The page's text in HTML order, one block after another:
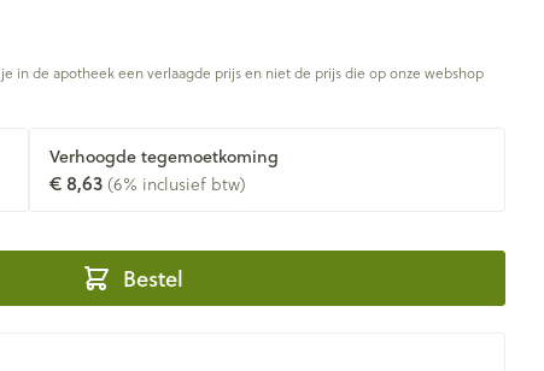
de apotheek een verlaagde prijs en niet de prijs die op onze webshop
Verhoogde tegemoetkoming
€ 8,63 (6% inclusief btw)
Bestel